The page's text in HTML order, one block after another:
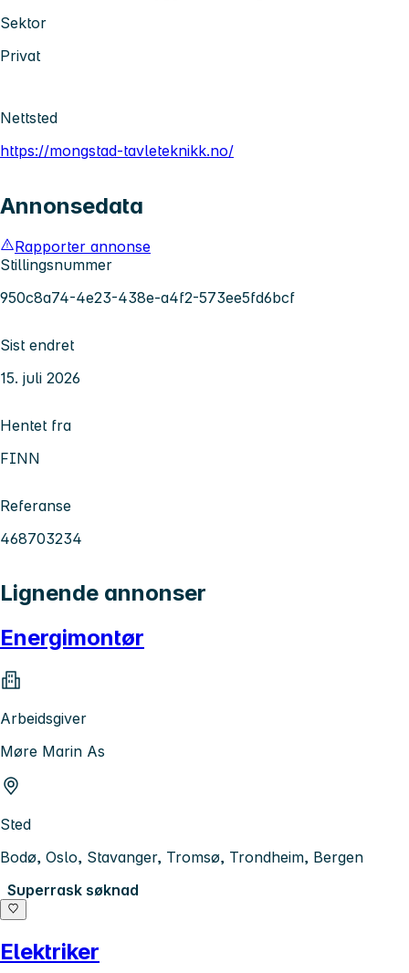
Sektor
Privat
Nettsted
https://mongstad-tavleteknikk.no/
Annonsedata
Rapporter annonse
Stillingsnummer
950c8a74-4e23-438e-a4f2-573ee5fd6bcf
Sist endret
15. juli 2026
Hentet fra
FINN
Referanse
468703234
Lignende annonser
Energimontør
Arbeidsgiver
Møre Marin As
Sted
Bodø, Oslo, Stavanger, Tromsø, Trondheim, Bergen
Superrask søknad
Elektriker